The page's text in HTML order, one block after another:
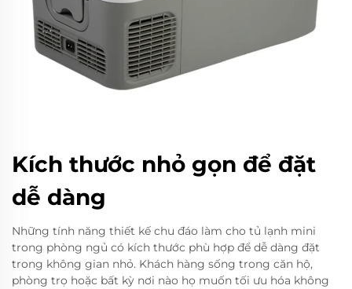
Kích thước nhỏ gọn để đặt
dễ dàng
Những tính năng thiết kế chu đáo làm cho tủ lạnh mini
trong phòng ngủ có kích thước phù hợp để dễ dàng đặt
trong không gian nhỏ. Khách hàng sống trong căn hộ,
phòng trọ hoặc bất kỳ nơi nào họ muốn tối ưu hóa không